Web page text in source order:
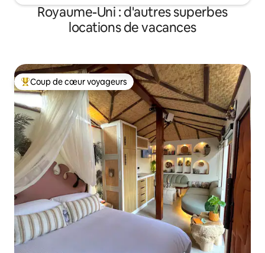
Royaume-Uni : d'autres superbes
locations de vacances
Coups de cœur voyageurs les plus appréciés
Coup de cœur voyageurs